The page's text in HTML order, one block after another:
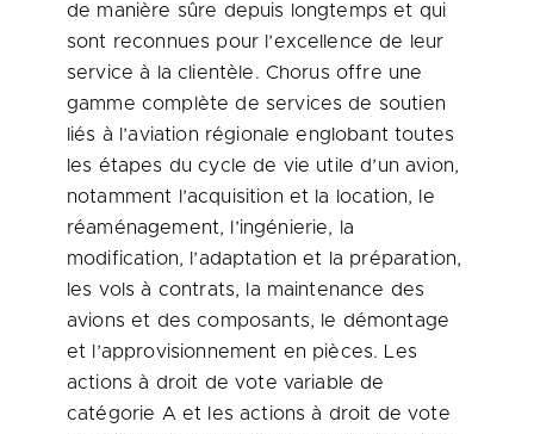
de manière sûre depuis longtemps et qui
sont reconnues pour l’excellence de leur
service à la clientèle. Chorus offre une
gamme complète de services de soutien
liés à l’aviation régionale englobant toutes
les étapes du cycle de vie utile d’un avion,
notamment l’acquisition et la location, le
réaménagement, l’ingénierie, la
modification, l’adaptation et la préparation,
les vols à contrats, la maintenance des
avions et des composants, le démontage
et l’approvisionnement en pièces. Les
actions à droit de vote variable de
catégorie A et les actions à droit de vote